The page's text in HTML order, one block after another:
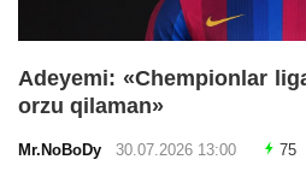
Adeyemi: «Chempionlar
orzu qilaman»
Mr.NoBoDy 30.07.2026 13:00 75